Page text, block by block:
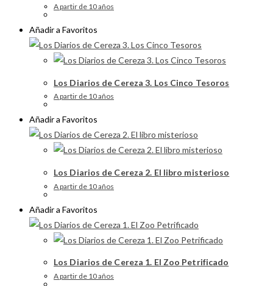
A partir de 10 años
Añadir a Favoritos
Los Diarios de Cereza 3. Los Cinco Tesoros
A partir de 10 años
Añadir a Favoritos
Los Diarios de Cereza 2. El libro misterioso
A partir de 10 años
Añadir a Favoritos
Los Diarios de Cereza 1. El Zoo Petrificado
A partir de 10 años